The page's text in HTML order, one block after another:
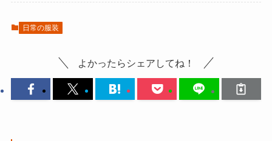
日常の服装
よかったらシェアしてね！